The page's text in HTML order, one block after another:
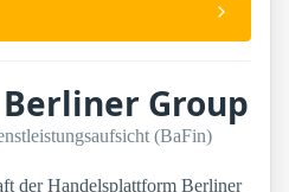
Group
(BaFin)
der Handelsplattform Berliner